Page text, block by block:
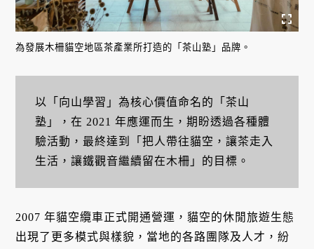
為發展木柵貓空地區茶產業所打造的「茶山塾」品牌。
以「向山學習」為核心價值命名的「茶山
塾」，在 2021 年應運而生，期盼透過各種體
驗活動，最終達到「把人帶往貓空，讓茶走入
生活，讓鐵觀音繼續留在木柵」的目標。
2007 年貓空纜車正式開通營運，貓空的休閒旅遊生態
出現了更多模式與樣貌，當地的各路團隊及人才，紛